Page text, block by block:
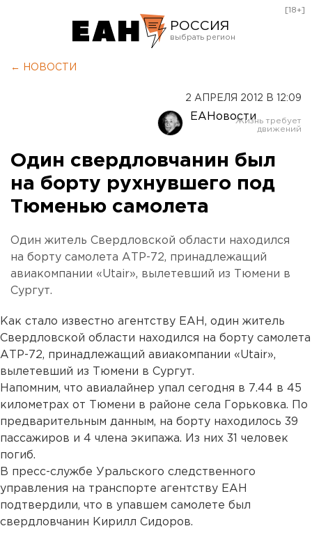
РОССИЯ
Оренбург
[18+]
← НОВОСТИ
2 АПРЕЛЯ 2012 В 12:09
ЕАНовости
Один свердловчанин был
на борту рухнувшего под
Тюменью самолета
Один житель Свердловской области находился
на борту самолета АТР-72, принадлежащий
авиакомпании «Utair», вылетевший из Тюмени в
Сургут.
Как стало известно агентству ЕАН, один житель
Свердловской области находился на борту самолета
АТР-72, принадлежащий авиакомпании «Utair»,
вылетевший из Тюмени в Сургут.
Напомним, что авиалайнер упал сегодня в 7.44 в 45
километрах от Тюмени в районе села Горьковка. По
предварительным данным, на борту находилось 39
пассажиров и 4 члена экипажа. Из них 31 человек
погиб.
В пресс-службе Уральского следственного
управления на транспорте агентству ЕАН
подтвердили, что в упавшем самолете был
свердловчанин Кирилл Сидоров.